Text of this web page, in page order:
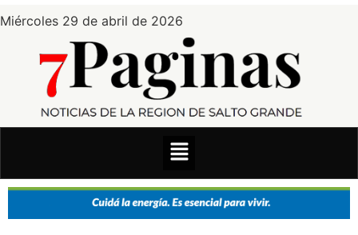
Miércoles 29 de abril de 2026